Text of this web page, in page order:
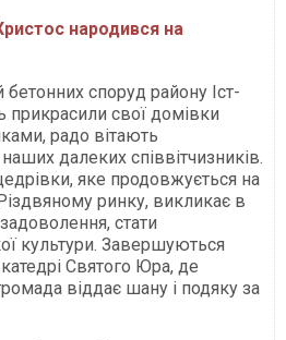
народився на
споруд району Іст-
прикрасили свої домівки
радо вітають
далеких співвітчизників.
яке продовжується на
ринку, викликає в
стати
культури. Завершуються
Святого Юра, де
віддає шану і подяку за